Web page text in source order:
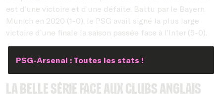
est d’une victoire et d’une défaite. Battu par le Bayern
Munich en 2020 (1-0), le PSG avait signé la plus large
victoire d’une finale la saison passée face à l’Inter (5-0).
PSG-Arsenal : Toutes les stats !
La belle série face aux clubs anglais